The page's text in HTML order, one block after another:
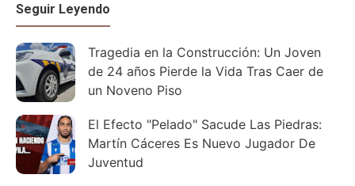
Seguir Leyendo
Tragedia en la Construcción: Un Joven
de 24 años Pierde la Vida Tras Caer de
un Noveno Piso
El Efecto "Pelado" Sacude Las Piedras:
Martín Cáceres Es Nuevo Jugador De
Juventud